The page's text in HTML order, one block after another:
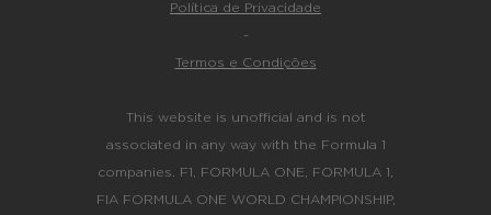
Política de Privacidade
-
Termos e Condições
This website is unofficial and is not
associated in any way with the Formula 1
companies. F1, FORMULA ONE, FORMULA 1,
FIA FORMULA ONE WORLD CHAMPIONSHIP,